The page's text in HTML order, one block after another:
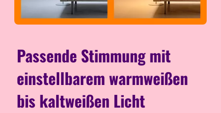
Passende Stimmung mit
einstellbarem warmweißen
bis kaltweißen Licht